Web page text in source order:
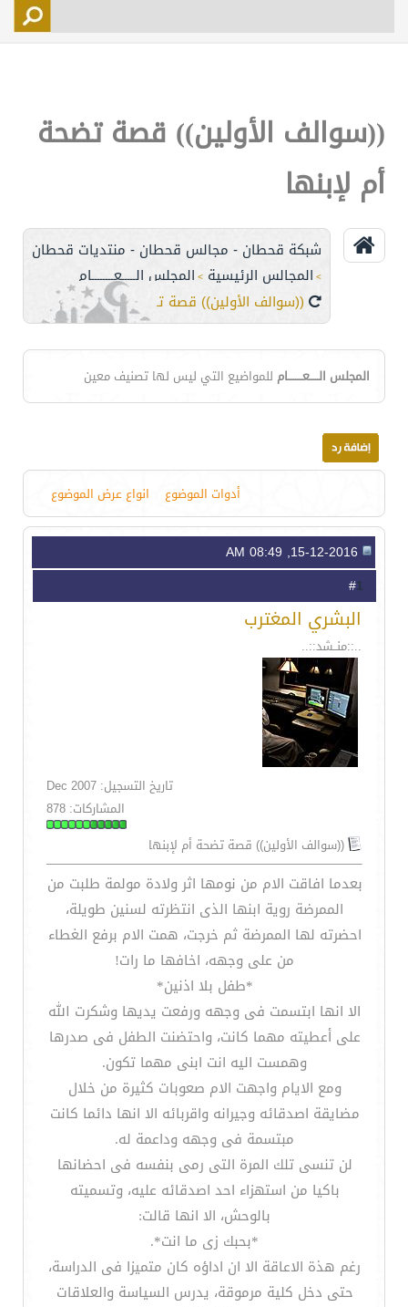
اتصل بنا
((سوالف الأولين)) قصة تضحة
أم لإبنها
شبكة قحطان - مجالس قحطان - منتديات قحطان
> المجالس الرئيسية > المجلس الـــــعــــــــام
((سوالف الأولين)) قصة تضحة أم لإبنها
المجلس الـــــعــــــــام للمواضيع التي ليس لها تصنيف معين
أدوات الموضوع انواع عرض الموضوع
1
البشري المغترب
..::منــشد::..
تاريخ التسجيل: Dec 2007
المشاركات: 878
((سوالف الأولين)) قصة تضحة أم لإبنها
بعدما افاقت الام من نومها اثر ولادة مولمة طلبت من
الممرضة روية ابنها الذى انتظرته لسنين طويلة،
احضرته لها الممرضة ثم خرجت، همت الام برفع الغطاء
من على وجهه، اخافها ما رات!
*طفل بلا اذنين*
الا انها ابتسمت فى وجهه ورفعت يديها وشكرت الله
على أعطيته مهما كانت، واحتضنت الطفل فى صدرها
وهمست اليه انت ابنى مهما تكون.
ومع الايام واجهت الام صعوبات كثيرة من خلال
مضايقة اصدقائه وجيرانه واقربائه الا انها دائما كانت
مبتسمة فى وجهه وداعمة له.
لن تنسى تلك المرة التى رمى بنفسه فى احضانها
باكيا من استهزاء احد اصدقائه عليه، وتسميته
بالوحش، الا انها قالت:
*بحبك زى ما انت*.
رغم هذة الاعاقة الا ان اداؤه كان متميزا فى الدراسة،
حتى دخل كلية مرموقة، يدرس السياسة والعلاقات